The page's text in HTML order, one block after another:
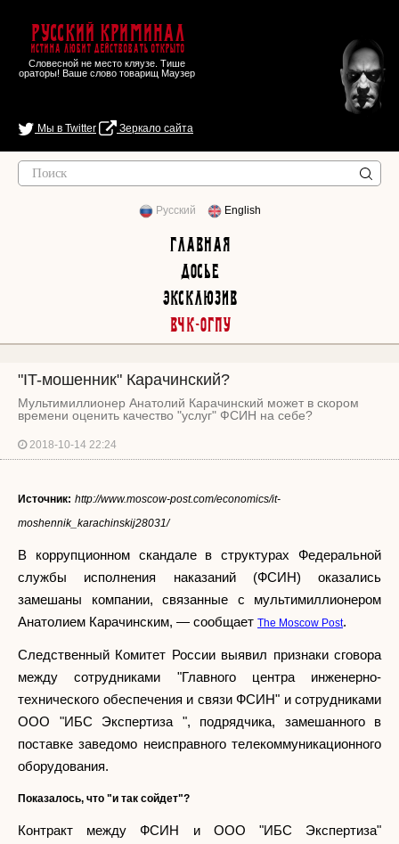
Русский Криминал
Истина любит действовать открыто
Словесной не место кляузе. Тише
ораторы! Ваше слово товарищ Маузер
Мы в Twitter Зеркало сайта
Русский English
Главная
Досье
Эксклюзив
ВЧК-ОГПУ
"IT-мошенник" Карачинский?
Мультимиллионер Анатолий Карачинский может в скором
времени оценить качество "услуг" ФСИН на себе?
2018-10-14 22:24
Источник: http://www.moscow-post.com/economics/it-
moshennik_karachinskij28031/
В коррупционном скандале в структурах Федеральной
службы исполнения наказаний (ФСИН) оказались
замешаны компании, связанные с мультимиллионером
Анатолием Карачинским, — сообщает The Moscow Post.
Следственный Комитет России выявил признаки сговора
между сотрудниками "Главного центра инженерно-
технического обеспечения и связи ФСИН" и сотрудниками
ООО "ИБС Экспертиза ", подрядчика, замешанного в
поставке заведомо неисправного телекоммуникационного
оборудования.
Показалось, что "и так сойдет"?
Контракт между ФСИН и ООО "ИБС Экспертиза"